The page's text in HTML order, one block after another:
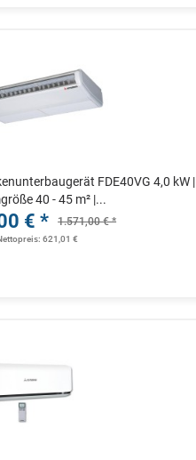
FDE40VG 4,0 kW |
40 - 45 m² |...
€ * 1.571,00 € *
621,01 €